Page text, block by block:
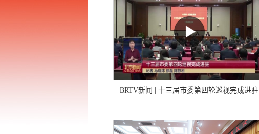
BRTV新闻 | 十三届市委第四轮巡视完成进驻